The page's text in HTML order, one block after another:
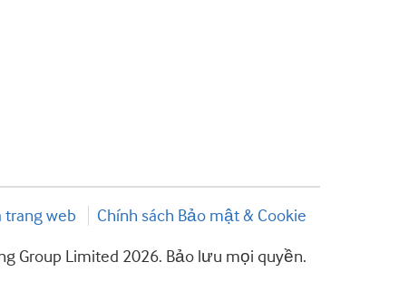
web Chính sách Bảo mật & Cookie
Group Limited 2026. Bảo lưu mọi quyền.